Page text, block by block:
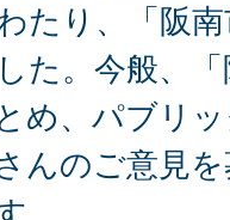
たり、「阪
た。今般、
め、パブリ
んのご意見